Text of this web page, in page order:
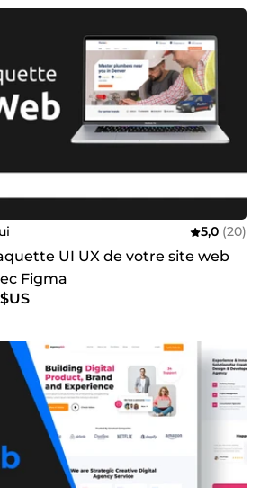
5,0 (20)
UI UX de votre site web
Figma